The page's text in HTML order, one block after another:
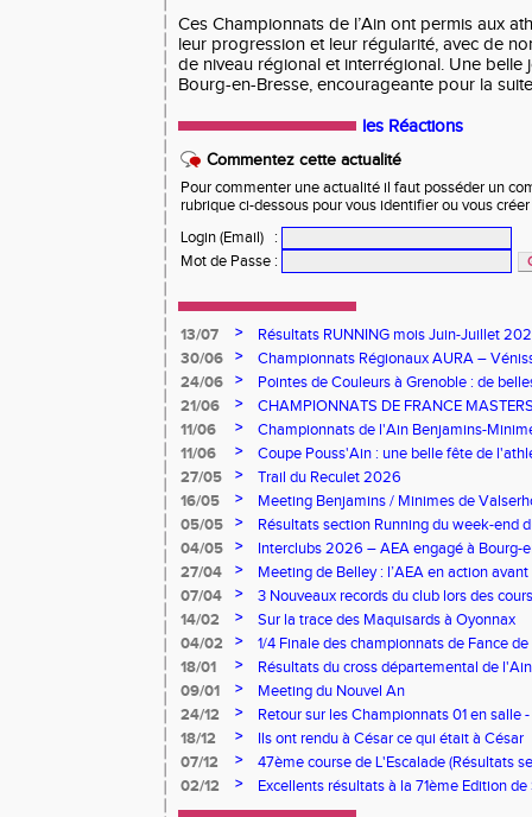
Ces Championnats de l’Ain ont permis aux
leur progression et leur régularité, avec de
de niveau régional et interrégional. Une belle
Bourg-en-Bresse, encourageante pour la
les Réactions
Commentez cette actualité
Pour commenter une actualité il faut posséder un
rubrique ci-dessous pour vous identifier ou vous
Login (Email)
:
Mot de Passe :
13/07 >
Résultats RUNNING mois Juin-Juillet
30/06
>
Championnats Régionaux AURA –
l'AEA !
24/06 >
Pointes de Couleurs à Grenoble : de
canicule
21/06 >
CHAMPIONNATS DE FRANCE
À L’HONNEUR À ÉPINAL
11/06 >
Championnats de l'Ain Benjamins-
brille à domicile
11/06 >
Coupe Pouss'Ain : une belle fête de
saison
27/05 >
Trail du Reculet 2026
16/05
>
Meeting Benjamins / Minimes de
performances pour l’AEA
05/05 >
Résultats section Running du week-end
04/05
>
Interclubs 2026 – AEA engagé à Bourg-
27/04
>
Meeting de Belley : l’AEA en action
07/04
>
3 Nouveaux records du club lors des
14/02
>
Sur la trace des Maquisards à Oyonnax
04/02
>
1/4 Finale des championnats de Fance
18/01
>
Résultats du cross départemental de
09/01
>
Meeting du Nouvel An
24/12
>
Retour sur les Championnats 01 en salle
18/12
>
Ils ont rendu à César ce qui était à César
07/12
>
47ème course de L'Escalade (Résultats
02/12
> Excellents résultats à la 71ème Edition